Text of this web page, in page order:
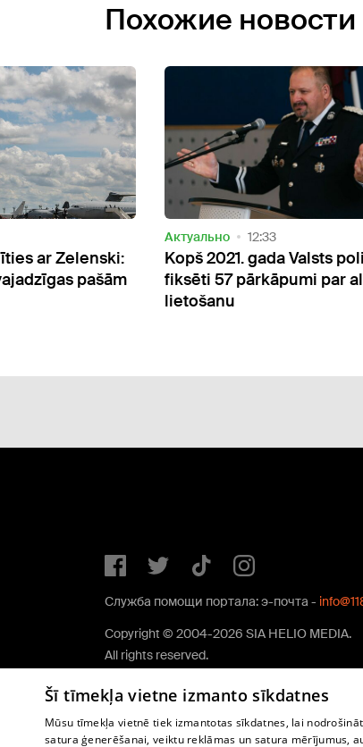
Похожие новости
ar Zelenski:
pašām
Актуально 12:33
Kopš 2021. gada Valsts
fiksēti 57 pārkāpumi par
lietošanu
Служба помощи портала: э-почта -
Copyright © 2004-2026 SIA HELIO MEDIA.
All rights reserved.
Šī tīmekļa vietne izmanto sīkdatnes
Mūsu tīmekļa vietnē tiek izmantotas sīkdatnes, lai
satura ģenerēšanai, veiktu reklāmas un satura mērījumus,